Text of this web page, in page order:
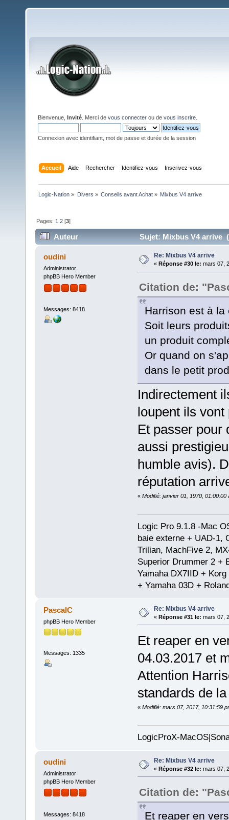
Bienvenue, Invité . Merci de vous connecter ou de vous inscrire
Connexion avec identifiant, mot de passe et durée de la session
Accueil Aide Rechercher Identifiez-vous Inscrivez-vous
Logic-Nation » Divers » Conseils avant Achat» Mixbus V4 arrive
Pages: 1 2 [3]
Auteur Sujet: Mixbus V4 arrive
oudini
Administrator
phpBB Hero Member
Messages: 8418
Re: Mixbus V4 arrive
« Réponse #30 le: mars 07,
Citation de:
Harrison est à
Soit leurs
un produit
Or quand on
dans le petit
Indirectement
loupent ils
Et passer pour
aussi
humble avis).
réputation
« Modifié: janvier 01, 1970, 01:00:00
Logic Pro 9.1.8 -Mac
baie externe + UAD-1,
Trilian, MachFive 2,
Superior Drummer 2 +
Yamaha DX7IID +
+ Yamaha 03D +
PascalC
phpBB Hero Member
Messages: 1335
Re: Mixbus V4 arrive
« Réponse #31 le: mars 07,
Et reaper en
04.03.2017 et
Attention
standards de
« Modifié: mars 07, 2017, 10:31:59
LogicProX-
oudini
Administrator
phpBB Hero Member
Messages: 8418
Re: Mixbus V4 arrive
« Réponse #32 le: mars 07,
Citation de:
Et reaper en